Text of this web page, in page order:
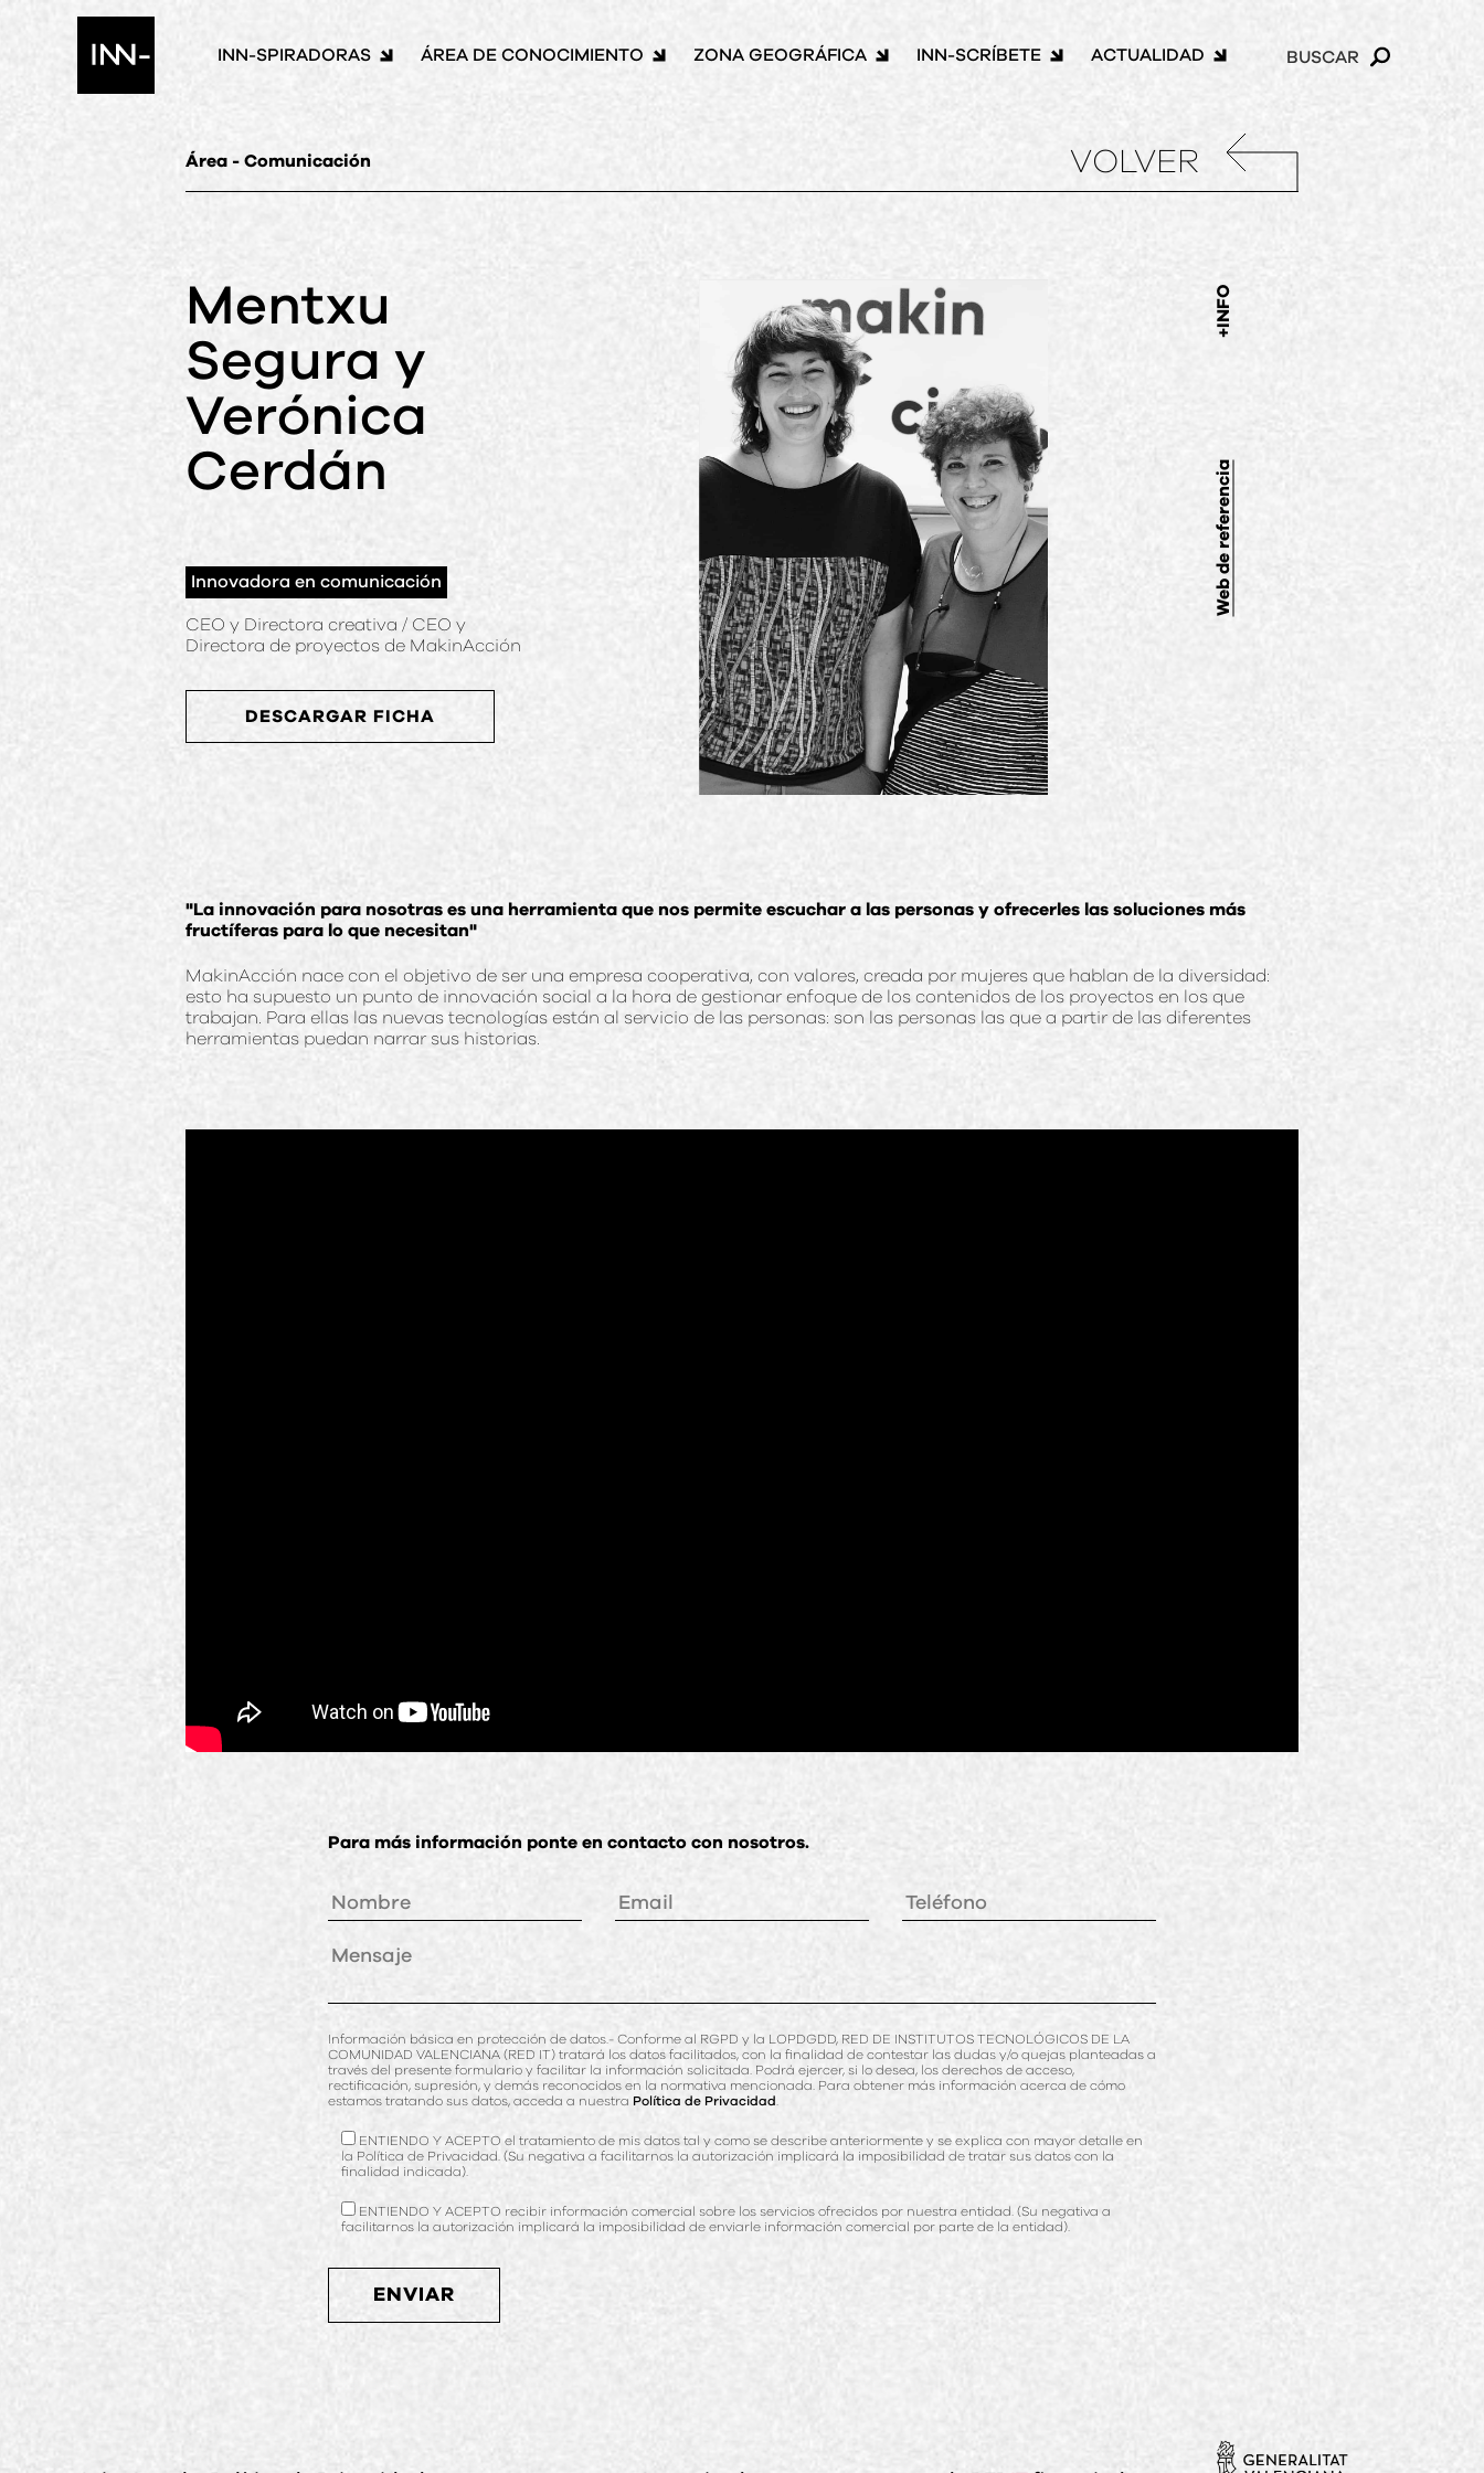
INN-SPIRADORAS ÁREA DE CONOCIMIENTO ZONA GEOGRÁFICA INN-SCRÍBETE ACTUALIDAD BUSCAR
Área - Comunicación VOLVER
Mentxu
Segura y
Verónica
Cerdán
Innovadora en comunicación
CEO y Directora creativa / CEO y
Directora de proyectos de MakinAcción
DESCARGAR FICHA
+INFO
Web de referencia
"La innovación para nosotras es una herramienta que nos permite escuchar a las personas y ofrecerles las soluciones más
fructíferas para lo que necesitan"
MakinAcción nace con el objetivo de ser una empresa cooperativa, con valores, creada por mujeres que hablan de la diversidad:
esto ha supuesto un punto de innovación social a la hora de gestionar enfoque de los contenidos de los proyectos en los que
trabajan. Para ellas las nuevas tecnologías están al servicio de las personas: son las personas las que a partir de las diferentes
herramientas puedan narrar sus historias.
Para más información ponte en contacto con nosotros.
Información básica en protección de datos.- Conforme al RGPD y la LOPDGDD, RED DE INSTITUTOS TECNOLÓGICOS DE LA
COMUNIDAD VALENCIANA (RED IT) tratará los datos facilitados, con la finalidad de contestar las dudas y/o quejas planteadas a
través del presente formulario y facilitar la información solicitada. Podrá ejercer, si lo desea, los derechos de acceso,
rectificación, supresión, y demás reconocidos en la normativa mencionada. Para obtener más información acerca de cómo
estamos tratando sus datos, acceda a nuestra Política de Privacidad
ENTIENDO Y ACEPTO el tratamiento de mis datos tal y como se describe anteriormente y se explica con mayor detalle en
la Política de Privacidad. (Su negativa a facilitarnos la autorización implicará la imposibilidad de tratar sus datos con la
finalidad indicada).
ENTIENDO Y ACEPTO recibir información comercial sobre los servicios ofrecidos por nuestra entidad. (Su negativa a
facilitarnos la autorización implicará la imposibilidad de enviarle información comercial por parte de la entidad).